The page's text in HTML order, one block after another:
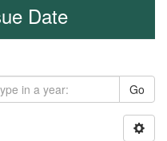
Date
Go